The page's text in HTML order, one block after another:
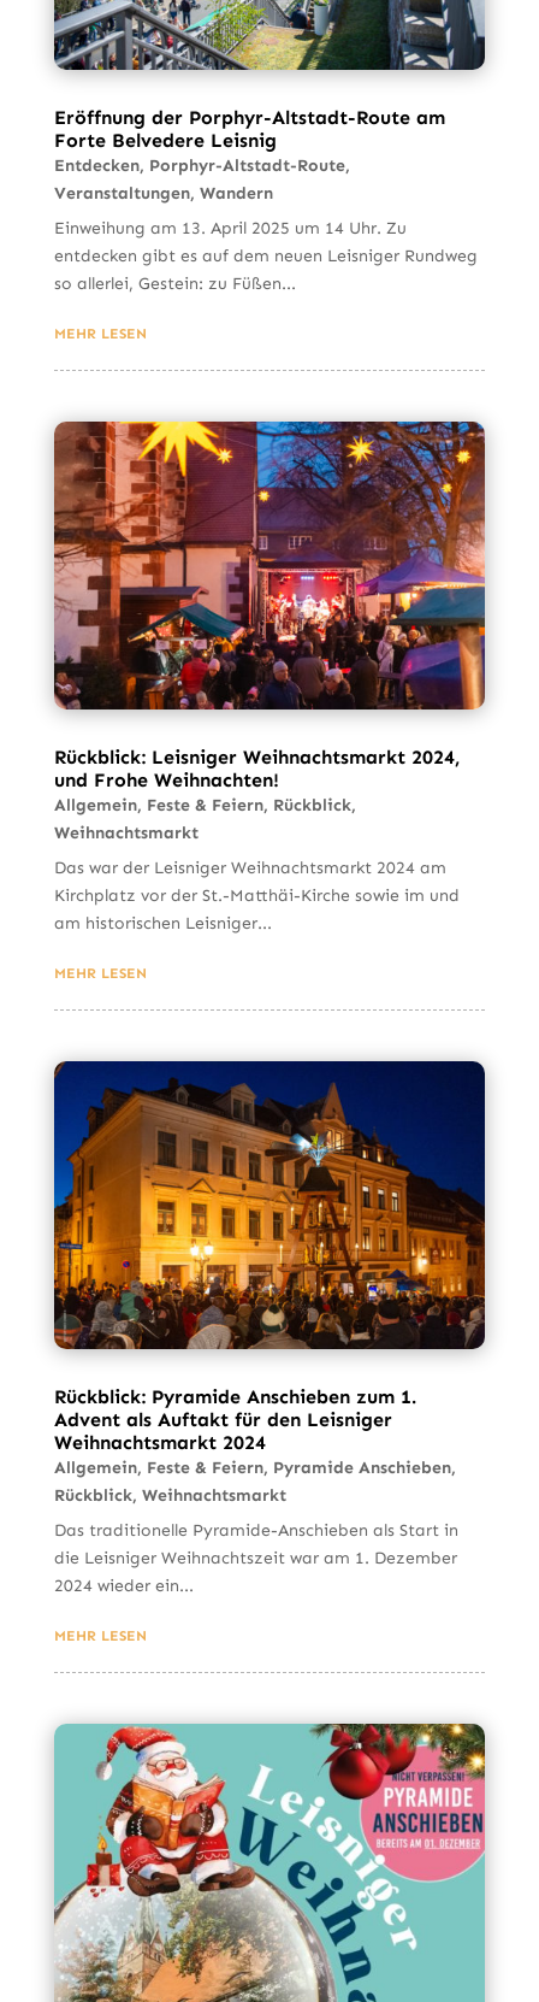
Eröffnung der Porphyr-Altstadt-Route am
Forte Belvedere Leisnig
Entdecken, Porphyr-Altstadt-Route,
Veranstaltungen, Wandern
Einweihung am 13. April 2025 um 14 Uhr. Zu
entdecken gibt es auf dem neuen Leisniger Rundweg
so allerlei, Gestein: zu Füßen...
MEHR LESEN
Rückblick: Leisniger Weihnachtsmarkt 2024,
und Frohe Weihnachten!
Allgemein, Feste & Feiern, Rückblick,
Weihnachtsmarkt
Das war der Leisniger Weihnachtsmarkt 2024 am
Kirchplatz vor der St.-Matthäi-Kirche sowie im und
am historischen Leisniger...
MEHR LESEN
Rückblick: Pyramide Anschieben zum 1.
Advent als Auftakt für den Leisniger
Weihnachtsmarkt 2024
Allgemein, Feste & Feiern, Pyramide Anschieben,
Rückblick, Weihnachtsmarkt
Das traditionelle Pyramide-Anschieben als Start in
die Leisniger Weihnachtszeit war am 1. Dezember
2024 wieder ein...
MEHR LESEN